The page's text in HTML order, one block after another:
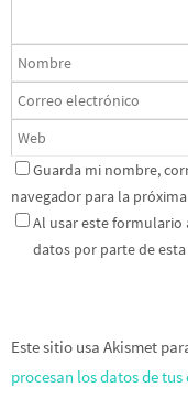
Guarda mi nombre,
navegador para la
Al usar este formulario
datos por parte de
Este sitio usa Akismet
procesan los datos de